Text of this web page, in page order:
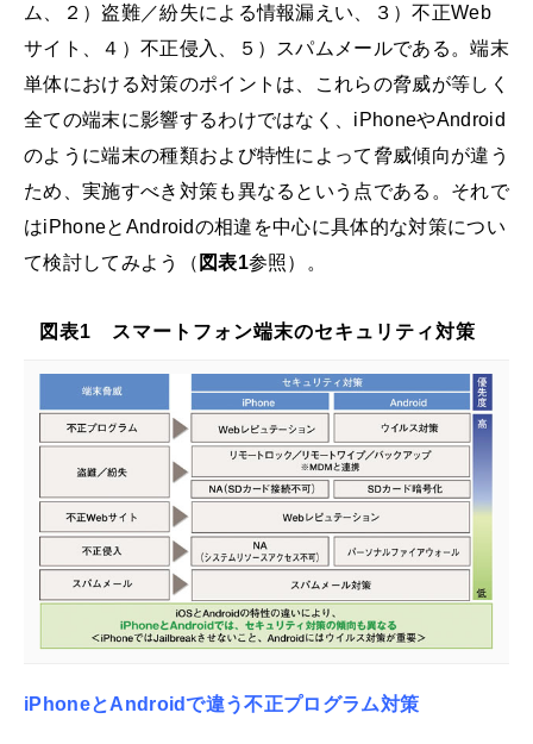
ム、２）盗難／紛失による情報漏えい、３）不正Web
サイト、４）不正侵入、５）スパムメールである。端末
単体における対策のポイントは、これらの脅威が等しく
全ての端末に影響するわけではなく、iPhoneやAndroid
のように端末の種類および特性によって脅威傾向が違う
ため、実施すべき対策も異なるという点である。それで
はiPhoneとAndroidの相違を中心に具体的な対策につい
て検討してみよう（ 図表1参照）。
図表1 スマートフォン端末のセキュリティ対策
iPhoneとAndroidで違う不正プログラム対策